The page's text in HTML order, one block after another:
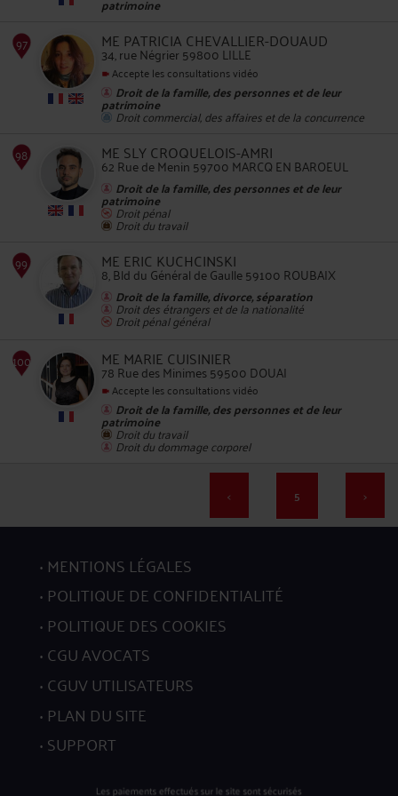
95
patrimoine
ME PATRICIA CHEVALLIER-DOUAUD
34, rue Négrier 59800 LILLE
Accepte les consultations vidéo
Droit de la famille, des personnes et de leur
patrimoine
Droit commercial, des affaires et de la concurrence
ME SLY CROQUELOIS-AMRI
62 Rue de Menin 59700 MARCQ EN BAROEUL
Droit de la famille, des personnes et de leur
patrimoine
Droit pénal
Droit du travail
ME ERIC KUCHCINSKI
8, Bld du Général de Gaulle 59100 ROUBAIX
Droit de la famille, divorce, séparation
Droit des étrangers et de la nationalité
Droit pénal général
ME MARIE CUISINIER
78 Rue des Minimes 59500 DOUAI
Accepte les consultations vidéo
Droit de la famille, des personnes et de leur
patrimoine
Droit du travail
Droit du dommage corporel
< 5 >
MENTIONS LÉGALES
POLITIQUE DE CONFIDENTIALITÉ
POLITIQUE DES COOKIES
CGU AVOCATS
CGUV UTILISATEURS
PLAN DU SITE
SUPPORT